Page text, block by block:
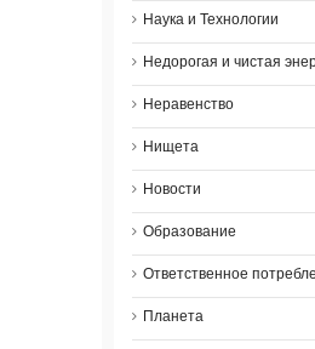
Наука и Технологии
Недорогая и чистая
Неравенство
Нищета
Новости
Образование
Ответственное
Планета